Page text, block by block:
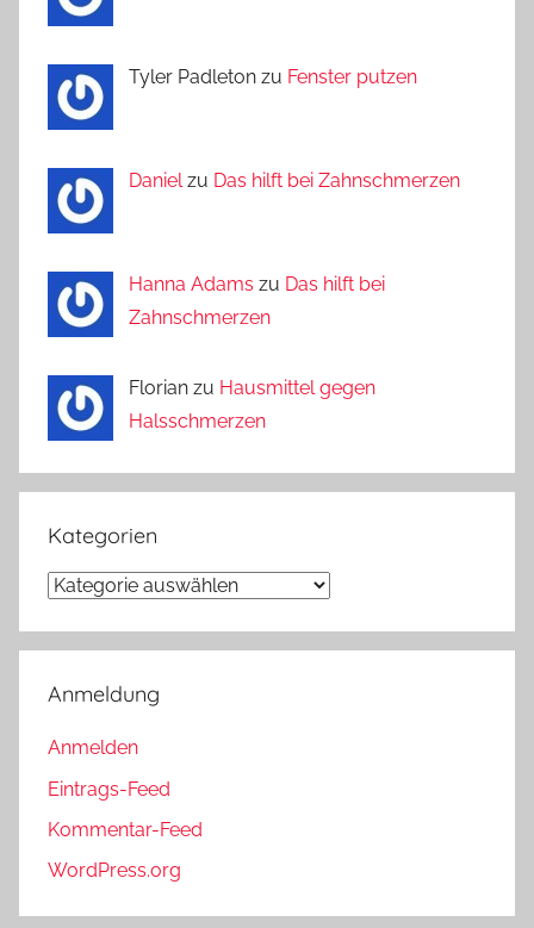
Tyler Padleton zu Fenster putzen
Daniel zu Das hilft bei Zahnschmerzen
Hanna Adams zu Das hilft bei
Zahnschmerzen
Florian zu Hausmittel gegen
Halsschmerzen
Kategorien
Kategorien
Anmeldung
Anmelden
Eintrags-Feed
Kommentar-Feed
WordPress.org